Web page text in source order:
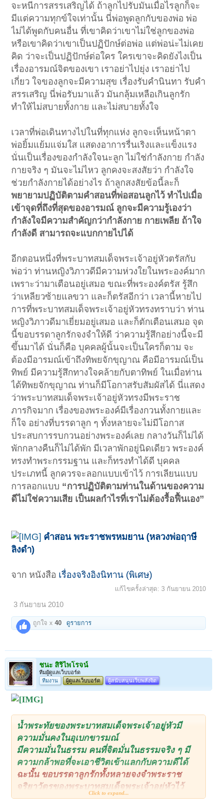
จะหนีการสรรเสริญได้ ถ้าลูกไปรับมันเมื่อไรลูกก็จะ
มีแต่ความทุกข์ใจเท่านั้น นี่พ่อพูดลูกกับของพ่อ พ่อ
ไม่ได้พูดกับคนอื่น ที่เขาคิดว่าเขาไม่ใช่ลูกของพ่อ
หรือเขาคิดว่าเขาเป็นปฏิปักษ์ต่อพ่อ แต่พ่อน่ะไม่เคย
คิด ว่าจะเป็นปฏิปักษ์ต่อใคร ใครเขาจะคิดยังไงเป็น
เรื่องอารมณ์จิตของเขา เราอย่าไปยุ่ง เราอย่าไป
เกี่ยว ใจของลูกจะมีความสุข เรื่องรับคำนินทา รับคำ
สรรเสริญ นี่พ่อรับมาแล้ว มันกลุ้มเหลือเกินลูกรัก
ทำให้ไม่สบายทั้งกาย และไม่สบายทั้งใจ
เวลาที่พ่อเดินทางไปในที่ทุกแห่ง ลูกจะเห็นหน้าตา
พ่อยิ้มแย้มแจ่มใส แสดงอาการรื่นเริงและแข็งแรง
นั่นเป็นเรื่องของกำลังใจนะลูก ไม่ใช่กำลังกาย กำลัง
กายจริง ๆ มันจะไม่ไหว ลูกคงจะสงสัยว่า กำลังใจ
ช่วยกำลังกายได้อย่างไร ถ้าลูกสงสัยข้อนี้ละก็
พยายามปฏิบัติตามคำสอนที่พ่อสอนลูกไว้ ทำไปเมื่อ
เข้าจุดที่ถึงที่สุดของอารมณ์ ลูกจะมีความรู้เองว่า
กำลังใจมีความสำคัญกว่ากำลังกาย กายเพลีย ถ้าใจ
กำลังดี สามารถจะแบกกายไปได้
อีกตอนหนึ่งที่พระบาทสมเด็จพระเจ้าอยู่หัวตรัสกับ
พ่อว่า ท่านหญิงวิภาวดีมีความห่วงใยในพระองค์มาก
เพราะว่ามาเตือนอยู่เสมอ ขณะที่พระองค์ตรัส รู้สึก
ว่าเหลียวซ้ายแลขวา และก็ตรัสอีกว่า เวลานี้หายไป
การที่พระบาทสมเด็จพระเจ้าอยู่หัวทรงทราบว่า ท่าน
หญิงวิภาวดีมาเยี่ยมอยู่เสมอ และก็ตักเตือนเสมอ จุด
นี้ขอบรรดาลูกรักจงจำให้ดี ว่าความรู้สึกอย่างนี้จะมี
ขึ้นมาได้ นั่นก็คือ บุคคลผู้นั้นจะเป็นใครก็ตาม จะ
ต้องมีอารมณ์เข้าถึงทิพยจักขุญาณ คือมีอารมณ์เป็น
ทิพย์ มีความรู้สึกทางใจคล้ายกับตาทิพย์ ในเมื่อท่าน
ได้ทิพยจักขุญาณ ท่านก็มีโอกาสรับสัมผัสได้ นี่แสดง
ว่าพระบาทสมเด็จพระเจ้าอยู่หัวทรงมีพระราช
ภารกิจมาก เรื่องของพระองค์มีเรื่องกวนทั้งกายและ
ก็ใจ อย่างที่บรรดาลูก ๆ ทั้งหลายจะไม่มีโอกาส
ประสบการรบกวนอย่างพระองค์เลย กลางวันก็ไม่ได้
พักกลางคืนก็ไม่ได้พัก มีเวลาพักอยู่นิดเดียว พระองค์
ทรงทำพระกรรมฐาน และก็ทรงทำได้ดี บุคคล
ประเภทนี้ ลูกควรจะลอกแบบเข้าไว้ การเลียนแบบ
การลอกแบบ “การปฏิบัติตามท่านในด้านของความ
ดีไม่ใช่ความเสีย เป็นผลกำไรที่เราไม่ต้องรื้อฟื้นเอง”
คำสอน พระราชพรหมยาน (หลวงพ่อฤาษี
ลิงดำ)
จาก หนังสือ เรื่องจริงอิงนิทาน (พิเศษ)
แก้ไขครั้งล่าสุด: 3 กันยายน 2010
3 กันยายน 2010
ถูกใจ x40 ดูรายการ
ชนะ สิริไพโรจน์
ทีมผูัดูแลเว็บบอร์ด
ทีมงาน
ผู้ดูแลเว็บบอร์ด ผู้สนับสนุนเว็บพลังจิต
น้ำพระทัยของพระบาทสมเด็จพระเจ้าอยู่หัวมี
ความมั่นคงในอุเบกขารมณ์
มีความมั่นในธรรม คนที่จิตมั่นในธรรมจริง ๆ มี
ความกล้าพอที่จะเอาชีวิตเข้าแลกกับความดีได้
ฉะนั้น ขอบรรดาลูกรักทั้งหลายจงจำพระราช
จริยาวัตรของพระบาทสมเด็จพระเจ้าอยู่หัวไว้
และจงพยายามกระทำน้ำใจของลูกให้เหมือนกับ
Click to expand...